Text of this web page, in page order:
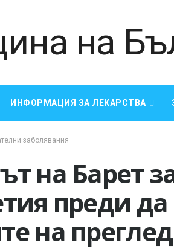
ИНФОРМАЦИЯ ЗА ЛЕКАРСТВА
заболявания
на Барет
преди да
на преглед